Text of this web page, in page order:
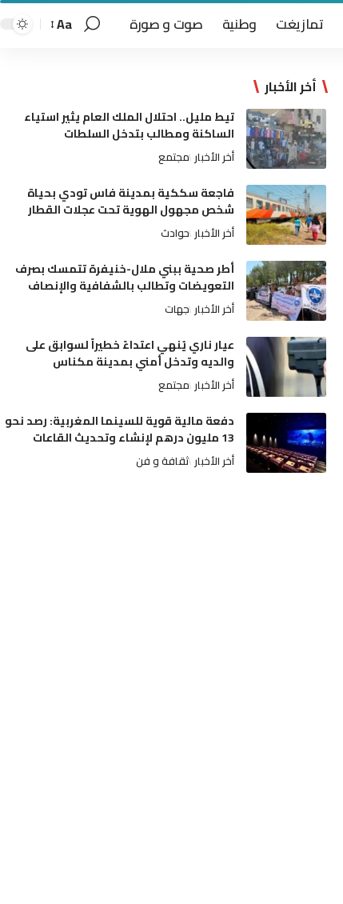
تمازيغت وطنية صوت و صورة Aa
أخر الأخبار
تيط مليل.. احتلال الملك العام يثير استياء
الساكنة ومطالب بتدخل السلطات
أخر الأخبار مجتمع
فاجعة سككية بمدينة فاس تودي بحياة
شخص مجهول الهوية تحت عجلات القطار
أخر الأخبار حوادث
أطر صحية ببني ملال-خنيفرة تتمسك بصرف
التعويضات وتطالب بالشفافية والإنصاف
أخر الأخبار جهات
عيار ناري يُنهي اعتداءً خطيراً لسوابق على
والديه وتدخل أمني بمدينة مكناس
أخر الأخبار مجتمع
دفعة مالية قوية للسينما المغربية: رصد نحو
13 مليون درهم لإنشاء وتحديث القاعات
أخر الأخبار ثقافة و فن